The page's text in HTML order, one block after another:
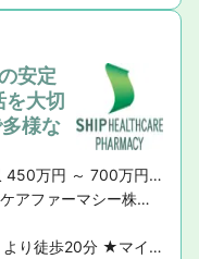
安定
大切
様な
◆月給 300,000円 ～ ◆想定年収 450万円 ～ 700万円 ※ご経験や前職の給与を考慮の上、決定いたします。 ◆昇給・賞与 ・昇給： あり ・賞与： あり（年2回）
マルマン調剤薬局（シップヘルスケアファーマシー株式会社）
JR奥羽本線（山形線）「乱川駅」より徒歩20分 ★マイカー通勤OK！